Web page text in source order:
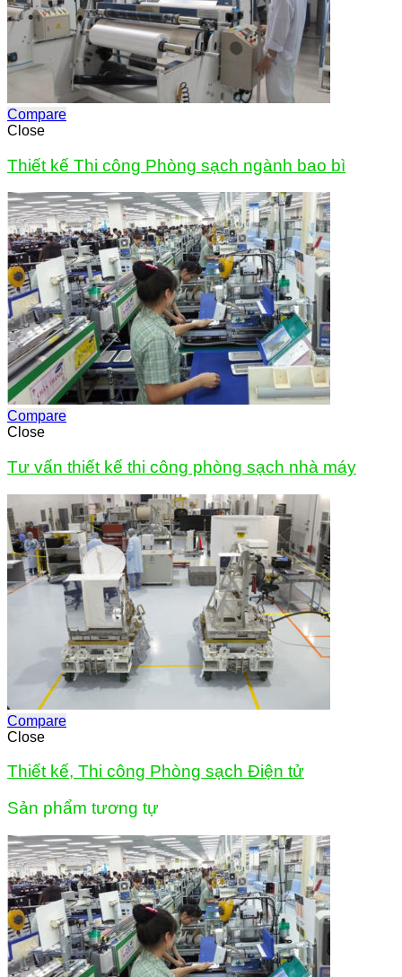
Compare
Close
Thiết kế Thi công Phòng sạch ngành bao bì
Compare
Close
Tư vấn thiết kế thi công phòng sạch nhà máy
Compare
Close
Thiết kế, Thi công Phòng sạch Điện tử
Sản phẩm tương tự